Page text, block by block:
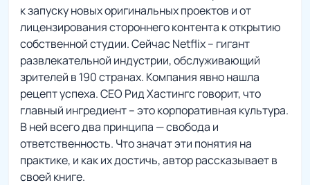
к запуску новых оригинальных проектов и от
лицензирования стороннего контента к открытию
собственной студии. Сейчас Netflix – гигант
развлекательной индустрии, обслуживающий
зрителей в 190 странах. Компания явно нашла
рецепт успеха. CEO Рид Хастингс говорит, что
главный ингредиент – это корпоративная культура.
В ней всего два принципа — свобода и
ответственность. Что значат эти понятия на
практике, и как их достичь, автор рассказывает в
своей книге.